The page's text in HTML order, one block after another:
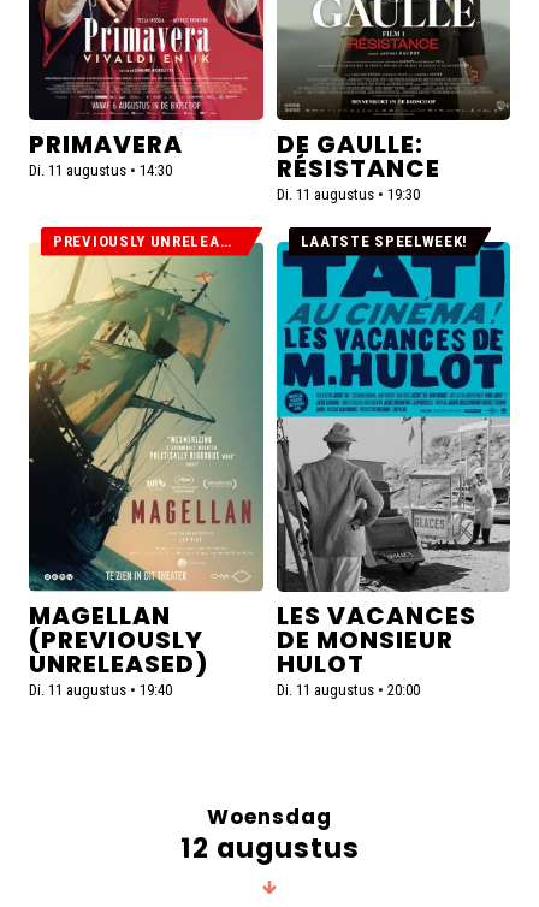
PRIMAVERA
Di. 11 augustus • 14:30
DE GAULLE:
RÉSISTANCE
Di. 11 augustus • 19:30
Lees
meer
over
Magellan
(Previously
Unreleased)
PREVIOUSLY UNRELEASED
MAGELLAN
(PREVIOUSLY
UNRELEASED)
Di. 11 augustus • 19:40
Lees
over
Les
vacances
de
Monsieur
Hulot
LAATSTE SPEELWEEK!
LES VACANCES
DE MONSIEUR
HULOT
Di. 11 augustus • 20:00
Woensdag
12 augustus